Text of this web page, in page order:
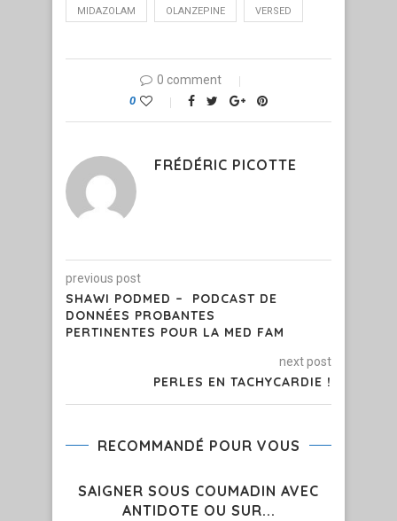
MIDAZOLAM OLANZEPINE VERSED
0 comment
0
FRÉDÉRIC PICOTTE
previous post
SHAWI PODMED – PODCAST DE
DONNÉES PROBANTES
PERTINENTES POUR LA MED FAM
next post
PERLES EN TACHYCARDIE !
RECOMMANDÉ POUR VOUS
SAIGNER SOUS COUMADIN AVEC
ANTIDOTE OU SUR...